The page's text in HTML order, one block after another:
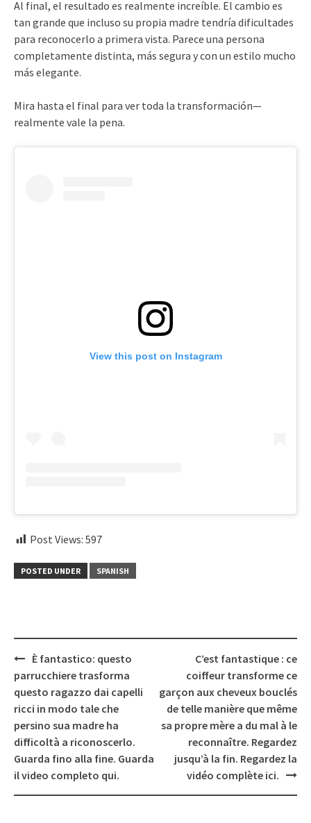
Al final, el resultado es realmente increíble. El cambio es
tan grande que incluso su propia madre tendría dificultades
para reconocerlo a primera vista. Parece una persona
completamente distinta, más segura y con un estilo mucho
más elegante.
Mira hasta el final para ver toda la transformación—
realmente vale la pena.
View this post on Instagram
Post Views: 597
POSTED UNDER SPANISH
Post
navigation
È fantastico: questo
parrucchiere trasforma
questo ragazzo dai capelli
ricci in modo tale che
persino sua madre ha
difficoltà a riconoscerlo.
Guarda fino alla fine. Guarda
il video completo qui.
C’est fantastique : ce
coiffeur transforme ce
garçon aux cheveux bouclés
de telle manière que même
sa propre mère a du mal à le
reconnaître. Regardez
jusqu’à la fin. Regardez la
vidéo complète ici.